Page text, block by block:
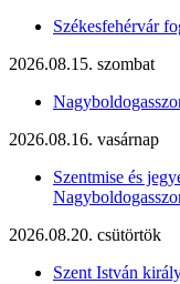
Székesfehérvár
2026.08.15. szombat
2026.08.16. vasárnap
Szentmise és
2026.08.20. csütörtök
Szent István